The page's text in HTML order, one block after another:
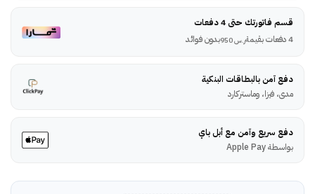
قسم فاتورتك حتى 4 دفعات
4 دفعات بقيمة
ر.س بدون فوائد
دفع آمن بالبطاقات البنكية
مدى، فيزا، وماستركارد
دفع سريع وآمن مع أبل باي
بواسطة Apple Pay